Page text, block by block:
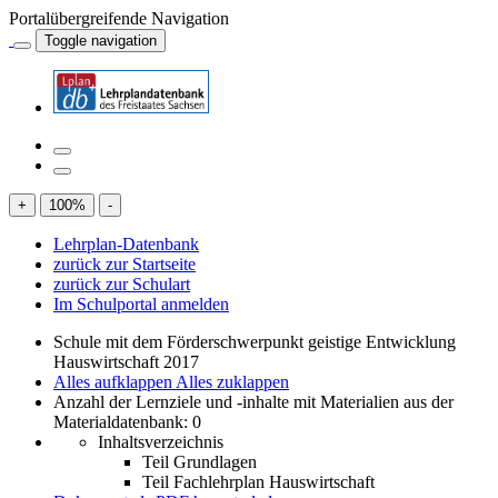
Portalübergreifende Navigation
Toggle navigation
+ 100% -
Lehrplan-Datenbank
zurück zur Startseite
zurück zur Schulart
Im Schulportal anmelden
Schule mit dem Förderschwerpunkt geistige Entwicklung
Hauswirtschaft 2017
Alles aufklappen Alles zuklappen
Anzahl der Lernziele und -inhalte mit Materialien aus der
Materialdatenbank: 0
Inhaltsverzeichnis
Teil Grundlagen
Teil Fachlehrplan Hauswirtschaft